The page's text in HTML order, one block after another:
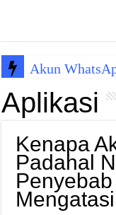
Akun
Aplikasi
Kenapa
Padahal